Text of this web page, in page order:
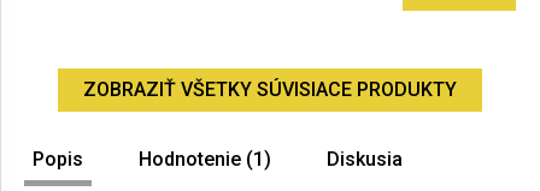
hviezdičiek.
ZOBRAZIŤ VŠETKY SÚVISIACE PRODUKTY
Popis Hodnotenie (1) Diskusia